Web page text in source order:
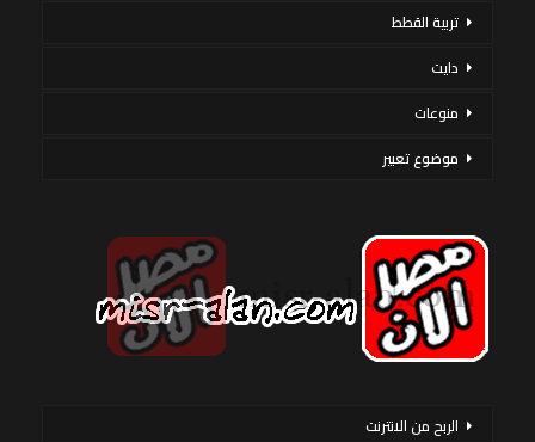
تربية القطط
دايت
منوعات
موضوع تعبير
الربح من الانترنت